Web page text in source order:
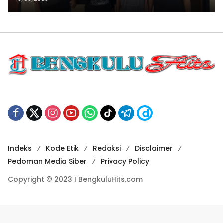
Indeks Kode Etik Redaksi
Disclaimer
Pedoman Media Siber
Privacy Policy
Copyright © 2023 I BengkuluHits.com